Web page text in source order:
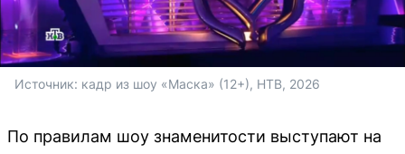
Источник: кадр из шоу «Маска» (12+), НТВ, 2026
По правилам шоу знаменитости выступают на